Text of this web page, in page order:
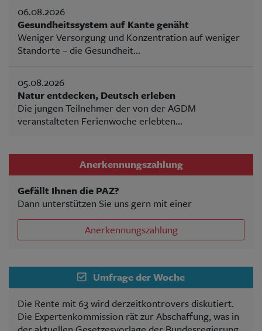
06.08.2026
Gesundheitssystem auf Kante genäht
Weniger Versorgung und Konzentration auf weniger
Standorte – die Gesundheit...
05.08.2026
Natur entdecken, Deutsch erleben
Die jungen Teilnehmer der von der AGDM
veranstalteten Ferienwoche erlebten...
Anerkennungszahlung
Gefällt Ihnen die PAZ?
Dann unterstützen Sie uns gern mit einer
Anerkennungszahlung
Umfrage der Woche
Die Rente mit 63 wird derzeitkontrovers diskutiert.
Die Expertenkommission rät zur Abschaffung, was in